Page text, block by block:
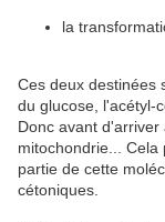
la
Ces deux destinées
du glucose, l'acétyl-
Donc avant
mitochondrie...
partie de cette
cétoniques.